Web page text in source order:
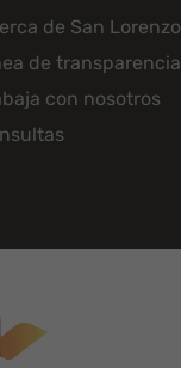
de San Lorenzo
de transparencia
con nosotros